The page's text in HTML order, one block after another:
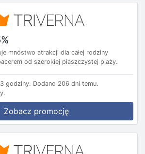
mnóstwo atrakcji dla całej rodziny
od szerokiej piaszczystej plaży.
godziny. Dodano 206 dni temu.
Zobacz promocję